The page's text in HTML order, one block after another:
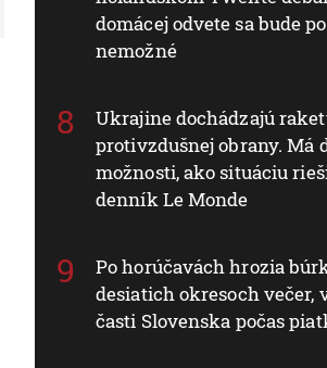
domácej odvete sa bude
nemožné
Ukrajine dochádzajú
protivzdušnej obrany. Má
možnosti, ako situáciu
denník Le Monde
Po horúčavách hrozia
desiatich okresoch večer,
časti Slovenska počas